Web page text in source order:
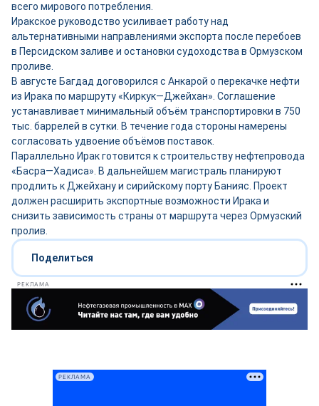
всего мирового потребления.
Иракское руководство усиливает работу над
альтернативными направлениями экспорта после перебоев
в Персидском заливе и остановки судоходства в Ормузском
проливе.
В августе Багдад договорился с Анкарой о перекачке нефти
из Ирака по маршруту «Киркук—Джейхан». Соглашение
устанавливает минимальный объём транспортировки в 750
тыс. баррелей в сутки. В течение года стороны намерены
согласовать удвоение объёмов поставок.
Параллельно Ирак готовится к строительству нефтепровода
«Басра—Хадиса». В дальнейшем магистраль планируют
продлить к Джейхану и сирийскому порту Банияс. Проект
должен расширить экспортные возможности Ирака и
снизить зависимость страны от маршрута через Ормузский
пролив.
Поделиться
РЕКЛАМА
РЕКЛАМА